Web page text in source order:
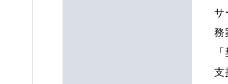
サ
務
支